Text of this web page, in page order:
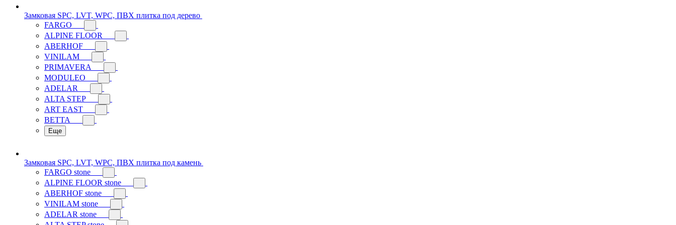
Замковая SPC, LVT, WPC, ПВХ плитка под дерево
FARGO
ALPINE FLOOR
ABERHOF
VINILAM
PRIMAVERA
MODULEO
ADELAR
ALTA STEP
ART EAST
BETTA
Еще
Замковая SPC, LVT, WPC, ПВХ плитка под камень
FARGO stone
ALPINE FLOOR stone
ABERHOF stone
VINILAM stone
ADELAR stone